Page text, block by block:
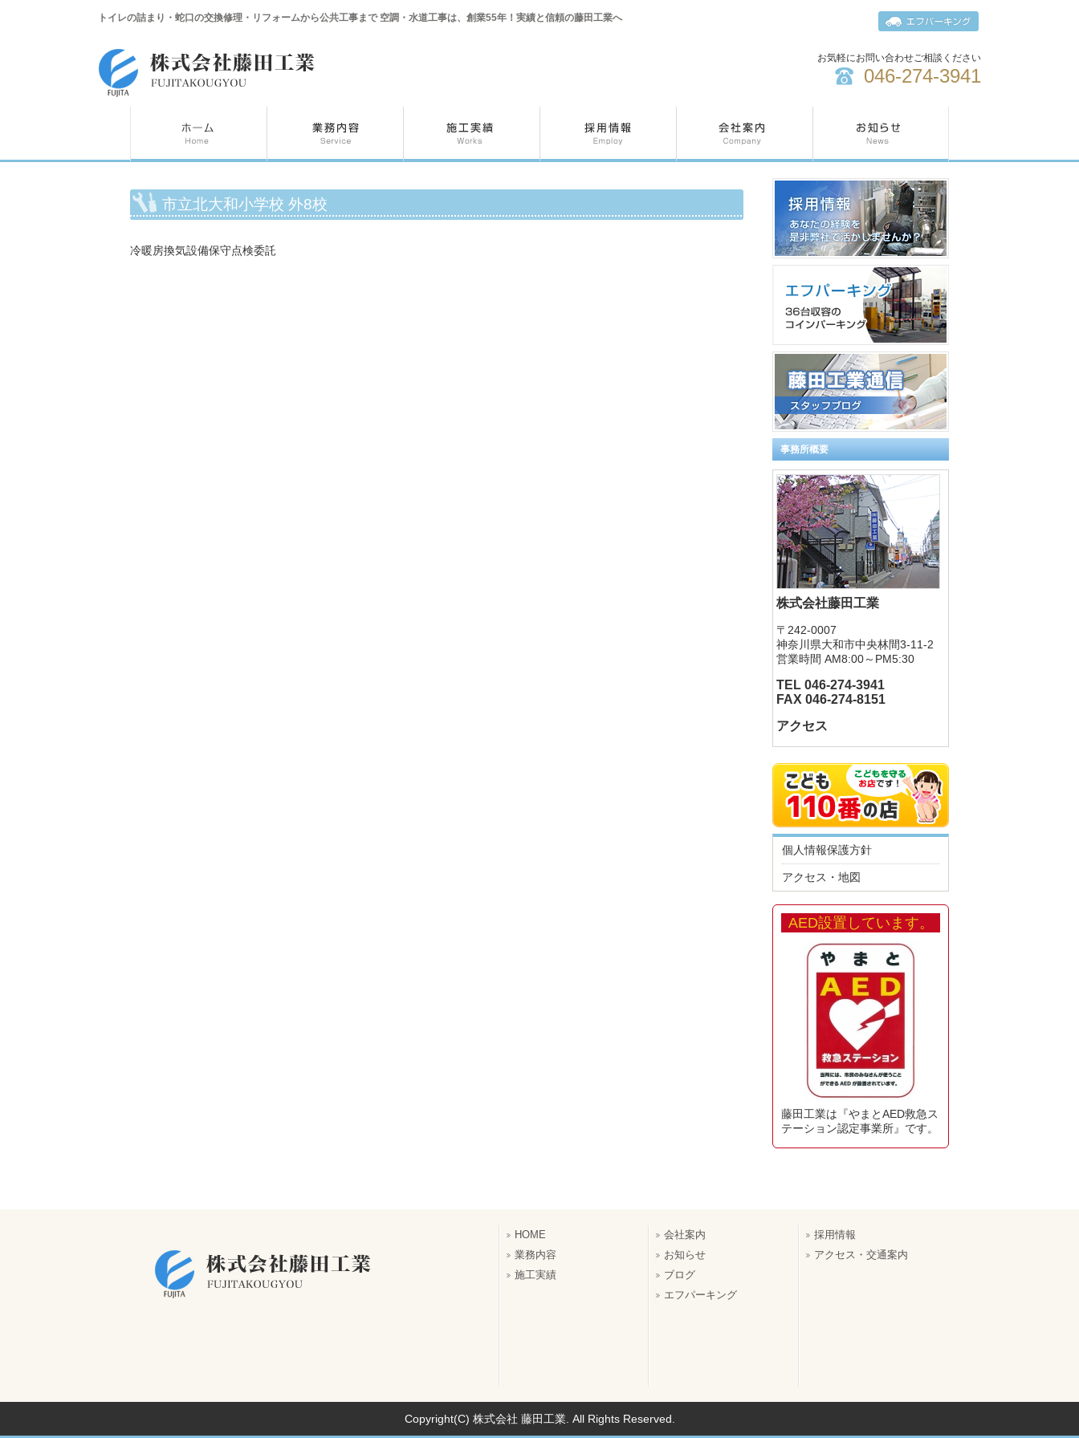
トイレの詰まり・蛇口の交換修理・リフォームから公共工事まで 空調・水道工事は、創業55年！実績と信頼の藤田工業へ
お気軽にお問い合わせご相談ください
046-274-3941
市立北大和小学校 外8校
冷暖房換気設備保守点検委託
事務所概要
株式会社藤田工業
〒242-0007
神奈川県大和市中央林間3-11-2
営業時間 AM8:00～PM5:30
TEL 046-274-3941
FAX 046-274-8151
アクセス
個人情報保護方針
アクセス・地図
AED設置しています。
藤田工業は『やまとAED救急ス
テーション認定事業所』です。
HOME
業務内容
施工実績
会社案内
お知らせ
ブログ
エフパーキング
採用情報
アクセス・交通案内
Copyright(C) 株式会社 藤田工業. All Rights Reserved.